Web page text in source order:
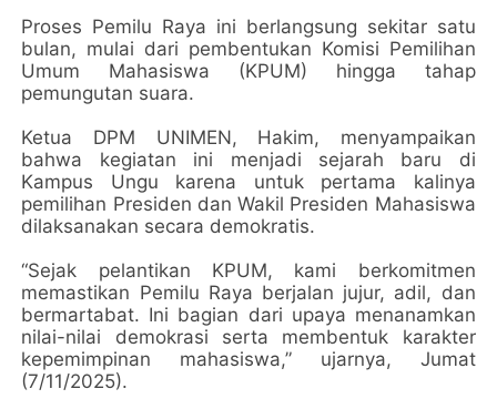
Proses Pemilu Raya ini berlangsung sekitar satu
bulan, mulai dari pembentukan Komisi Pemilihan
Umum Mahasiswa (KPUM) hingga tahap
pemungutan suara.
Ketua DPM UNIMEN, Hakim, menyampaikan
bahwa kegiatan ini menjadi sejarah baru di
Kampus Ungu karena untuk pertama kalinya
pemilihan Presiden dan Wakil Presiden Mahasiswa
dilaksanakan secara demokratis.
“Sejak pelantikan KPUM, kami berkomitmen
memastikan Pemilu Raya berjalan jujur, adil, dan
bermartabat. Ini bagian dari upaya menanamkan
nilai-nilai demokrasi serta membentuk karakter
kepemimpinan mahasiswa,” ujarnya, Jumat
(7/11/2025).